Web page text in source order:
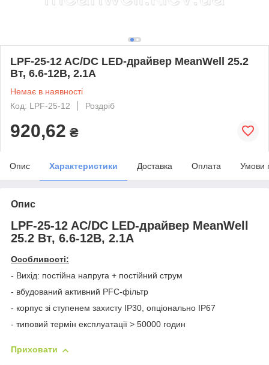
LPF-25-12 AC/DC LED-драйвер MeanWell 25.2
Вт, 6.6-12В, 2.1А
Немає в наявності
Код: LPF-25-12
Роздріб
920,62 ₴
Опис Характеристики Доставка Оплата Умови
Опис
LPF-25-12 AC/DC LED-драйвер MeanWell
25.2 Вт, 6.6-12В, 2.1А
Особливості:
- Вихід: постійна напруга + постійний струм
- вбудований активний PFC-фільтр
- корпус зі ступенем захисту IP30, опціонально IP67
- типовий термін експлуатації > 50000 годин
Приховати